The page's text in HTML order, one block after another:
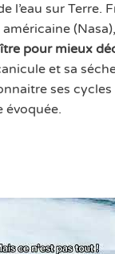
l’eau sur Terre.
pour mieux
et sa
ses
évoquée.